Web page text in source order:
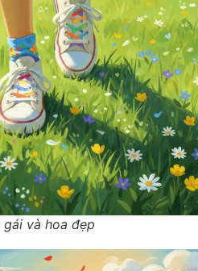
và hoa đẹp